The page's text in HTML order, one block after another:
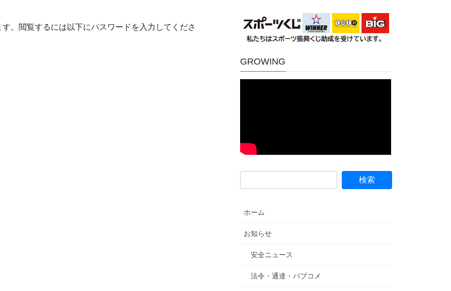
。閲覧するには以下にパスワードを入力してくださ
GROWING
ホーム
お知らせ
安全ニュース
法令・通達・パブコメ